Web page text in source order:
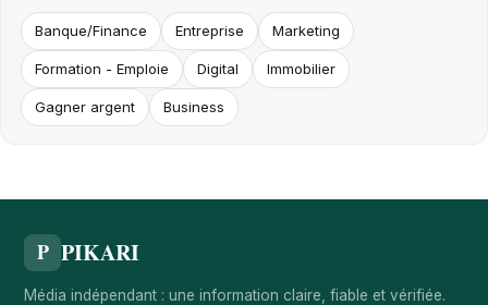
Banque/Finance Entreprise Marketing
Formation - Emploie Digital Immobilier
Gagner argent Business
P PIKARI
Média indépendant : une information claire, fiable et vérifiée.